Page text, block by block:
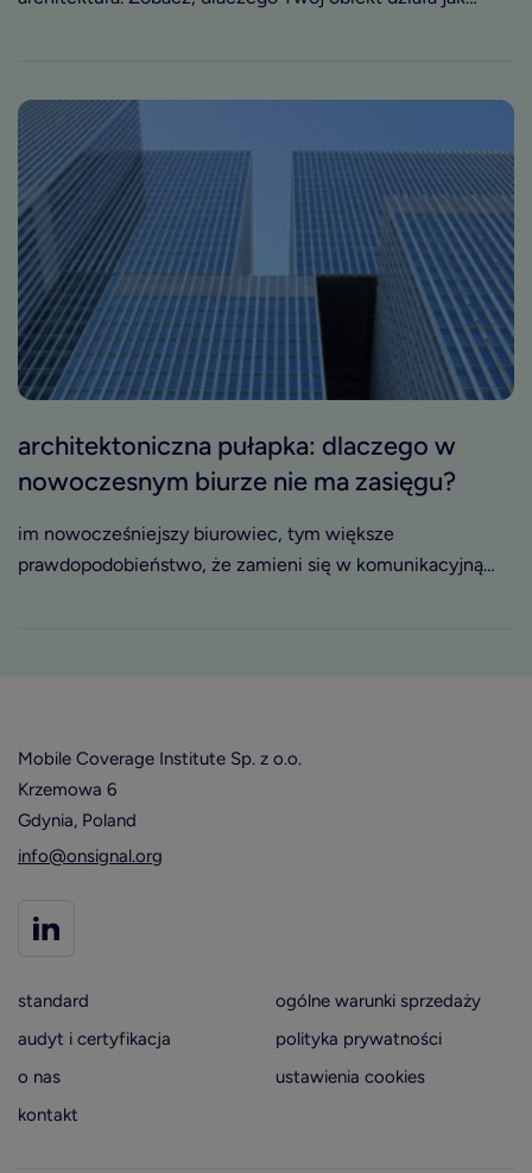
architektoniczna pułapka: dlaczego w
nowoczesnym biurze nie ma zasięgu?
im nowocześniejszy biurowiec, tym większe
prawdopodobieństwo, że zamieni się w komunikacyjną
Mobile Coverage Institute Sp. z o.o.
Krzemowa 6
Gdynia, Poland
info@onsignal.org
standard
audyt i certyfikacja
o nas
kontakt
ogólne warunki sprzedaży
polityka prywatności
ustawienia cookies